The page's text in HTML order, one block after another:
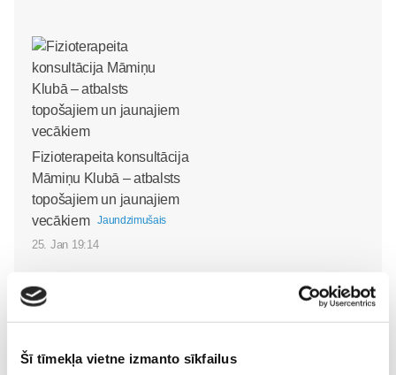
Šī tīmekļa vietne izmanto sīkfailus
Fizioterapeita konsultācija
Māmiņu Klubā – atbalsts
topošajiem un jaunajiem
vecākiem
Jaundzimušais
25. Jan 19:14